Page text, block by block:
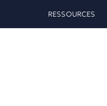
RESSOURCES